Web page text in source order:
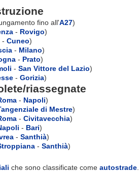
fino all'A27)
- Rovigo)
- Cuneo)
- Milano)
- Prato)
- San Vittore del Lazio)
- Gorizia)
riassegnate
- Napoli)
di Mestre)
- Civitavecchia)
- Bari)
- Santhià)
- Santhià)
che sono classificate come autostrade